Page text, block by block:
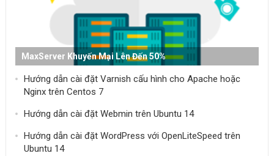
MaxServer Khuyến Mại Lên Đến 50%
Hướng dẫn cài đặt Varnish cấu hình cho Apache hoặc
Nginx trên Centos 7
Hướng dẫn cài đặt Webmin trên Ubuntu 14
Hướng dẫn cài đặt WordPress với OpenLiteSpeed trên
Ubuntu 14